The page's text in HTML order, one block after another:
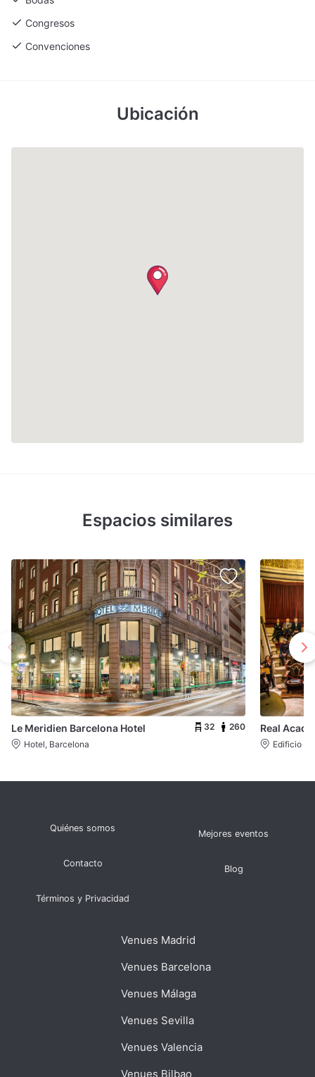
Congresos
Convenciones
Ubicación
Espacios similares
Le Meridien Barcelona Hotel 32
260
Hotel, Barcelona
Edificio
Venues Madrid
Venues Barcelona
Venues Málaga
Venues Sevilla
Venues Valencia
Venues Bilbao
Quiénes somos
Contacto
Términos y Privacidad
Mejores eventos
Blog